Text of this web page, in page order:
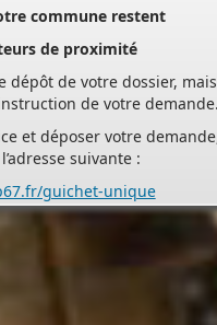
dépôt de votre dossier, mais
de votre demande.
et déposer votre demande,
suivante :
guichet-unique
- - - - - - - - -
maternel(le)s
des assistants maternels
le site :